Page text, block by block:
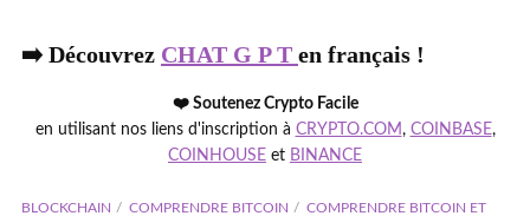
➡️ Découvrez CHAT G P T en français !
❤️ Soutenez Crypto Facile
en utilisant nos liens d'inscription à CRYPTO.COM, COINBASE,
COINHOUSE et BINANCE
BLOCKCHAIN COMPRENDRE BITCOIN
COMPRENDRE BITCOIN ET